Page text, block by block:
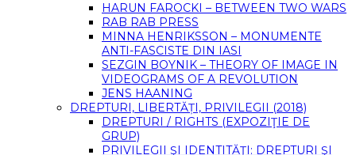
HARUN FAROCKI – BETWEEN TWO WARS
RAB RAB PRESS
MINNA HENRIKSSON – MONUMENTE
ANTI-FASCISTE DIN IASI
SEZGIN BOYNIK – THEORY OF IMAGE IN
VIDEOGRAMS OF A REVOLUTION
JENS HAANING
DREPTURI, LIBERTĂȚI, PRIVILEGII (2018)
DREPTURI / RIGHTS (EXPOZIŢIE DE
GRUP)
PRIVILEGII ŞI IDENTITĂŢI: DREPTURI ŞI